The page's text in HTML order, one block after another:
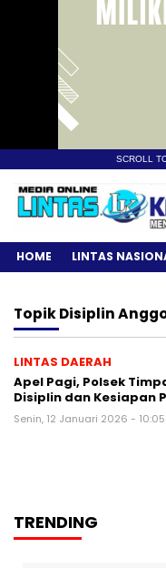
SCROLL
HOME LINTAS
TopikDisiplin
LINTAS DAERAH
Apel Pagi, Polsek
Disiplin dan Kesiapan
Senin, 12 Januari 2026 - 10:05
TRENDING